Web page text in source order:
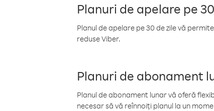
Planuri de apelare pe
Planul de apelare pe 30 de zile vă
reduse Viber.
Planuri de abonament
Planul de abonament lunar vă oferă
necesar să vă reînnoiți planul la un